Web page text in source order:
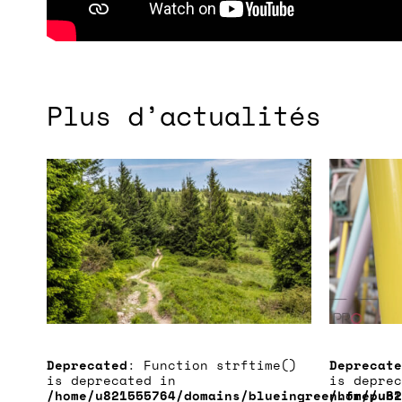
Plus d’actualités
Deprecated: Function strftime()
is deprecated in
/home/u821555764/domains/blueingreen.fr/
is
/home/